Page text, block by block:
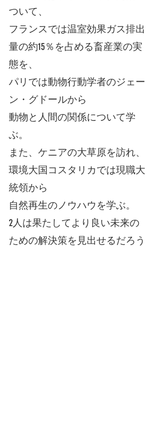
ついて、
フランスでは温室効果ガス排出
量の約15％を占める畜産業の実
態を、
パリでは動物行動学者のジェー
ン・グドールから
動物と人間の関係について学
ぶ。
また、ケニアの大草原を訪れ、
環境大国コスタリカでは現職大
統領から
自然再生のノウハウを学ぶ。
2人は果たしてより良い未来の
ための解決策を見出せるだろう